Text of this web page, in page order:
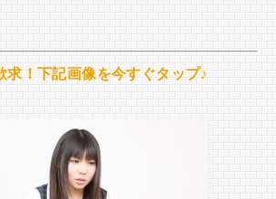
求！下記画像を今すぐタップ♪